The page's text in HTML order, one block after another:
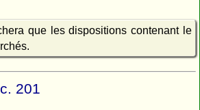
que les dispositions contenant le
201